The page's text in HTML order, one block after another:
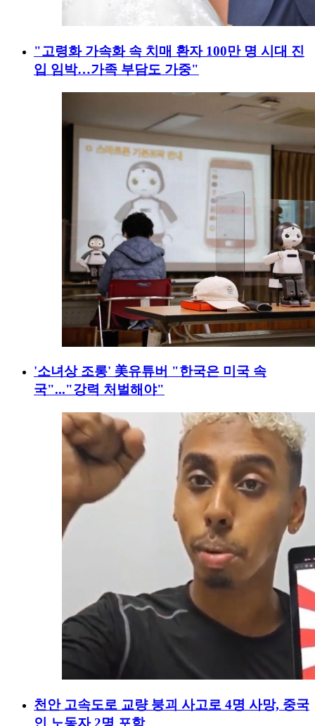
"고령화 가속화 속 치매 환자 100만 명 시대 진
입 임박…가족 부담도 가중"
'소녀상 조롱' 美유튜버 "한국은 미국 속
국"..."강력 처벌해야"
천안 고속도로 교량 붕괴 사고로 4명 사망, 중국
인 노동자 2명 포함